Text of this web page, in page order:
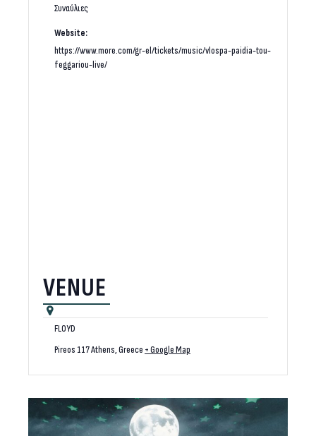
Συναύλιες
Website:
https://www.more.com/gr-el/tickets/music/vlospa-paidia-tou-
feggariou-live/
VENUE
FLOYD
Pireos 117Athens,Greece + Google Map